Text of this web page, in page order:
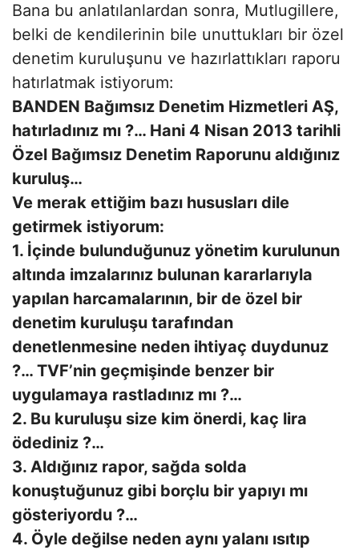
Bana bu anlatılanlardan sonra, Mutlugillere,
belki de kendilerinin bile unuttukları bir özel
denetim kuruluşunu ve hazırlattıkları raporu
hatırlatmak istiyorum:
BANDEN Bağımsız Denetim Hizmetleri AŞ,
hatırladınız mı ?… Hani 4 Nisan 2013 tarihli
Özel Bağımsız Denetim Raporunu aldığınız
kuruluş…
Ve merak ettiğim bazı hususları dile
getirmek istiyorum:
1. İçinde bulunduğunuz yönetim kurulunun
altında imzalarınız bulunan kararlarıyla
yapılan harcamalarının, bir de özel bir
denetim kuruluşu tarafından
denetlenmesine neden ihtiyaç duydunuz
?… TVF’nin geçmişinde benzer bir
uygulamaya rastladınız mı ?…
2. Bu kuruluşu size kim önerdi, kaç lira
ödediniz ?…
3. Aldığınız rapor, sağda solda
konuştuğunuz gibi borçlu bir yapıyı mı
gösteriyordu ?…
4. Öyle değilse neden aynı yalanı ısıtıp